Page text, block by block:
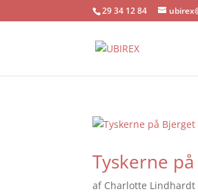
29 34 12 84
Tyskerne
af Charlotte Lindhardt